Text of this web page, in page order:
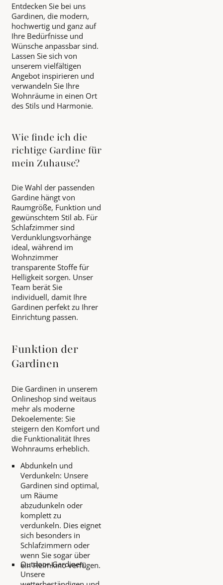
Entdecken Sie bei uns
Gardinen, die modern,
hochwertig und ganz auf
Ihre Bedürfnisse und
Wünsche anpassbar sind.
Lassen Sie sich von
unserem vielfältigen
Angebot inspirieren und
verwandeln Sie Ihre
Wohnräume in einen Ort
des Stils und Harmonie.
Wie finde ich die
richtige Gardine für
mein Zuhause?
Die Wahl der passenden
Gardine hängt von
Raumgröße, Funktion und
gewünschtem Stil ab. Für
Schlafzimmer sind
Verdunklungsvorhänge
ideal, während im
Wohnzimmer
transparente Stoffe für
Helligkeit sorgen. Unser
Team berät Sie
individuell, damit Ihre
Gardinen perfekt zu Ihrer
Einrichtung passen.
Funktion der
Gardinen
Die Gardinen in unserem
Onlineshop sind weitaus
mehr als moderne
Dekoelemente: Sie
steigern den Komfort und
die Funktionalität Ihres
Wohnraums erheblich.
Abdunkeln und
Verdunkeln: Unsere
Gardinen sind optimal,
um Räume
abzudunkeln oder
komplett zu
verdunkeln. Dies eignet
sich besonders in
Schlafzimmern oder
wenn Sie sogar über
ein Heimkino verfügen.
Outdoor-Gardinen:
Unsere